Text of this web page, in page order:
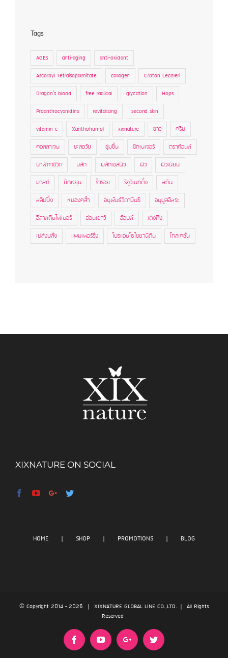
Tags
AGEs anti-aging
anti-oxidant
Ascorbyl Tetraisopalmitate
collagen
Croton Lechleri
Dragon's blood
free radical glycation
Hops
Proanthocyanidins
revitalizing
second skin
vitamin c
Xanthohumol xixnature ขาว
ครีม
คอลลาเจน
ชะลอวัย ชุ่มชื้น ซิกเนเจอร์
ดราก้อนส์
นาฬิกาชีวิต
บลัด ผลัดเซลผิว ผิว
ผิวเนียน
มาสก์
ยืดหยุ่น ริ้วรอย รีจูวิเนทติ้ง
สกิน
สลีปปิ้ง
หมองคล้ำ อนุพันธ์วิตามินซี
อนุมูลอิสระ
อีลาสตินไฟเบอร์
อ่อนเยาว์ ฮ้อปส์
เต่งตึง
เปล่งปลั่ง
แพมเพอร์ริ่ง โปรแอนโธไซยานิดิน ไกลเคชั่น
XIXNATURE ON SOCIAL
HOME SHOP PROMOTIONS BLOG
© Copyright 2014 - 2026 | XIXNATURE GLOBAL LINE CO.,LTD. | All Rights
Reserved
FacebookYouTubeGoogle+Twitter